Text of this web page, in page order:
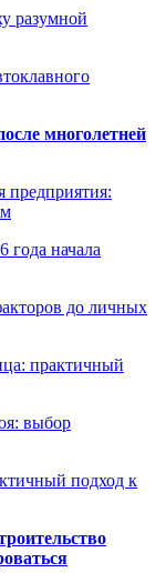
разумной
многолетней
предприятия:
года начала
до личных
практичный
выбор
подход к